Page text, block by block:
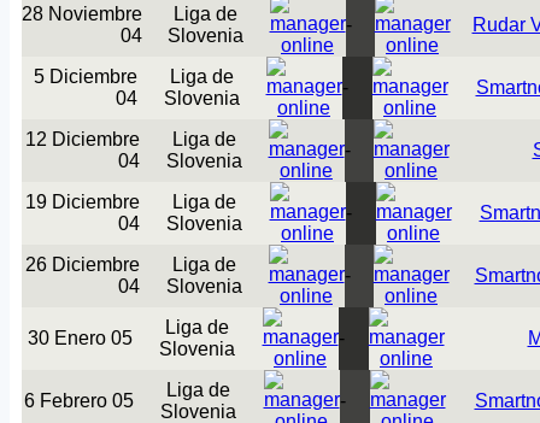
28 Noviembre
04
Liga de
Slovenia
- Rudar
5 Diciembre
04
Liga de
Slovenia
-
12 Diciembre
04
Liga de
Slovenia
-
19 Diciembre
04
Liga de
Slovenia
-
26 Diciembre
04
Liga de
Slovenia
-
30 Enero 05
Liga de
Slovenia
-
6 Febrero 05
Liga de
Slovenia
-